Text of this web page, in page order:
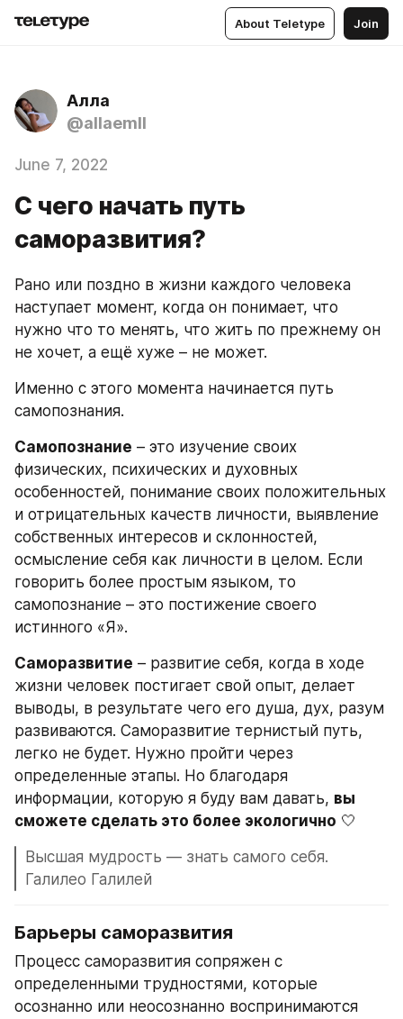
About Teletype Join
Алла
@allaemll
June 7, 2022
С чего начать путь
саморазвития?
Рано или поздно в жизни каждого человека
наступает момент, когда он понимает, что
нужно что то менять, что жить по прежнему он
не хочет, а ещё хуже – не может.
Именно с этого момента начинается путь
самопознания.
Самопознание – это изучение своих
физических, психических и духовных
особенностей, понимание своих положительных
и отрицательных качеств личности, выявление
собственных интересов и склонностей,
осмысление себя как личности в целом. Если
говорить более простым языком, то
самопознание – это постижение своего
истинного «Я».
Саморазвитие – развитие себя, когда в ходе
жизни человек постигает свой опыт, делает
выводы, в результате чего его душа, дух, разум
развиваются. Саморазвитие тернистый путь,
легко не будет. Нужно пройти через
определенные этапы. Но благодаря
информации, которую я буду вам давать, вы
сможете сделать это более экологично 🤍
Высшая мудрость — знать самого себя.
Галилео Галилей
Барьеры саморазвития
Процесс саморазвития сопряжен с
определенными трудностями, которые
осознанно или неосознанно воспринимаются